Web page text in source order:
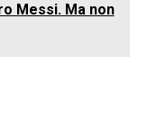
Messi. Ma non